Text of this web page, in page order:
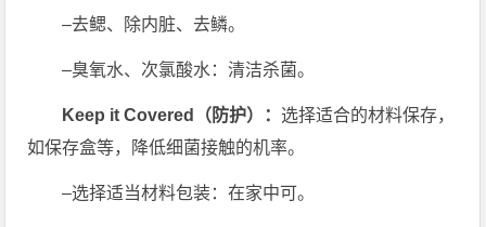
–去鳃、除内脏、去鳞。
–臭氧水、次氯酸水：清洁杀菌。
Keep it Covered（防护）： 选择适合的材料保存，
如保存盒等，降低细菌接触的机率。
–选择适当材料包装：在家中可。